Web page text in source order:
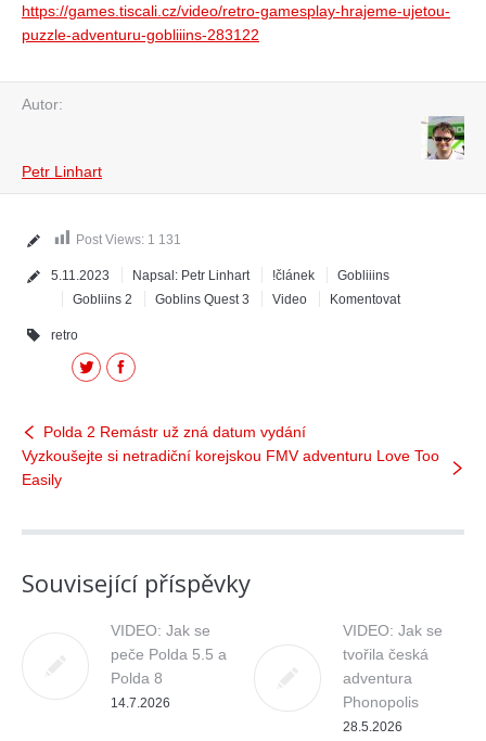
https://games.tiscali.cz/video/retro-gamesplay-hrajeme-ujetou-
puzzle-adventuru-gobliiins-283122
Autor:
Petr Linhart
Post Views: 1 131
5.11.2023 Napsal: Petr Linhart !článek
Gobliiins
Gobliins 2
Goblins Quest 3 Video Komentovat
retro
Facebook
Twitter
Polda 2 Remástr už zná datum vydání
Vyzkoušejte si netradiční korejskou FMV adventuru Love Too
Easily
Související příspěvky
VIDEO: Jak se
peče Polda 5.5 a
Polda 8
14.7.2026
VIDEO: Jak se
tvořila česká
adventura
Phonopolis
28.5.2026